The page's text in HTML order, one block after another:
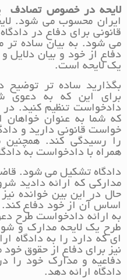
لایحه در خصوص تصادف
ایران محسوب می شود.
قانونی برای دفاع در
می شود. به بیان ساده تر
دفاع از خود و بیان دلایل
یک لایحه است.
بگذارید ساده تر توضیح
برای این که به دعوی
دادخواست تنظیم کنید.
که شما به عنوان خواهان
خواست قانونی دارید و
را رسیدگی کند.
همراه با دادخواست به
دادگاه تشکیل می شود.
مدارکی که ارائه دادید
حال در این بین خوانده
اساس آن از خود دفاع کند.
به ارائه دادخواست طرح
طرح یک لایحه مدارک و
ای که دارد را به دادگاه
نیز برای دفاع از حقوق خود
دفاعیه و مدارک خود را
دادگاه ارائه دهد.